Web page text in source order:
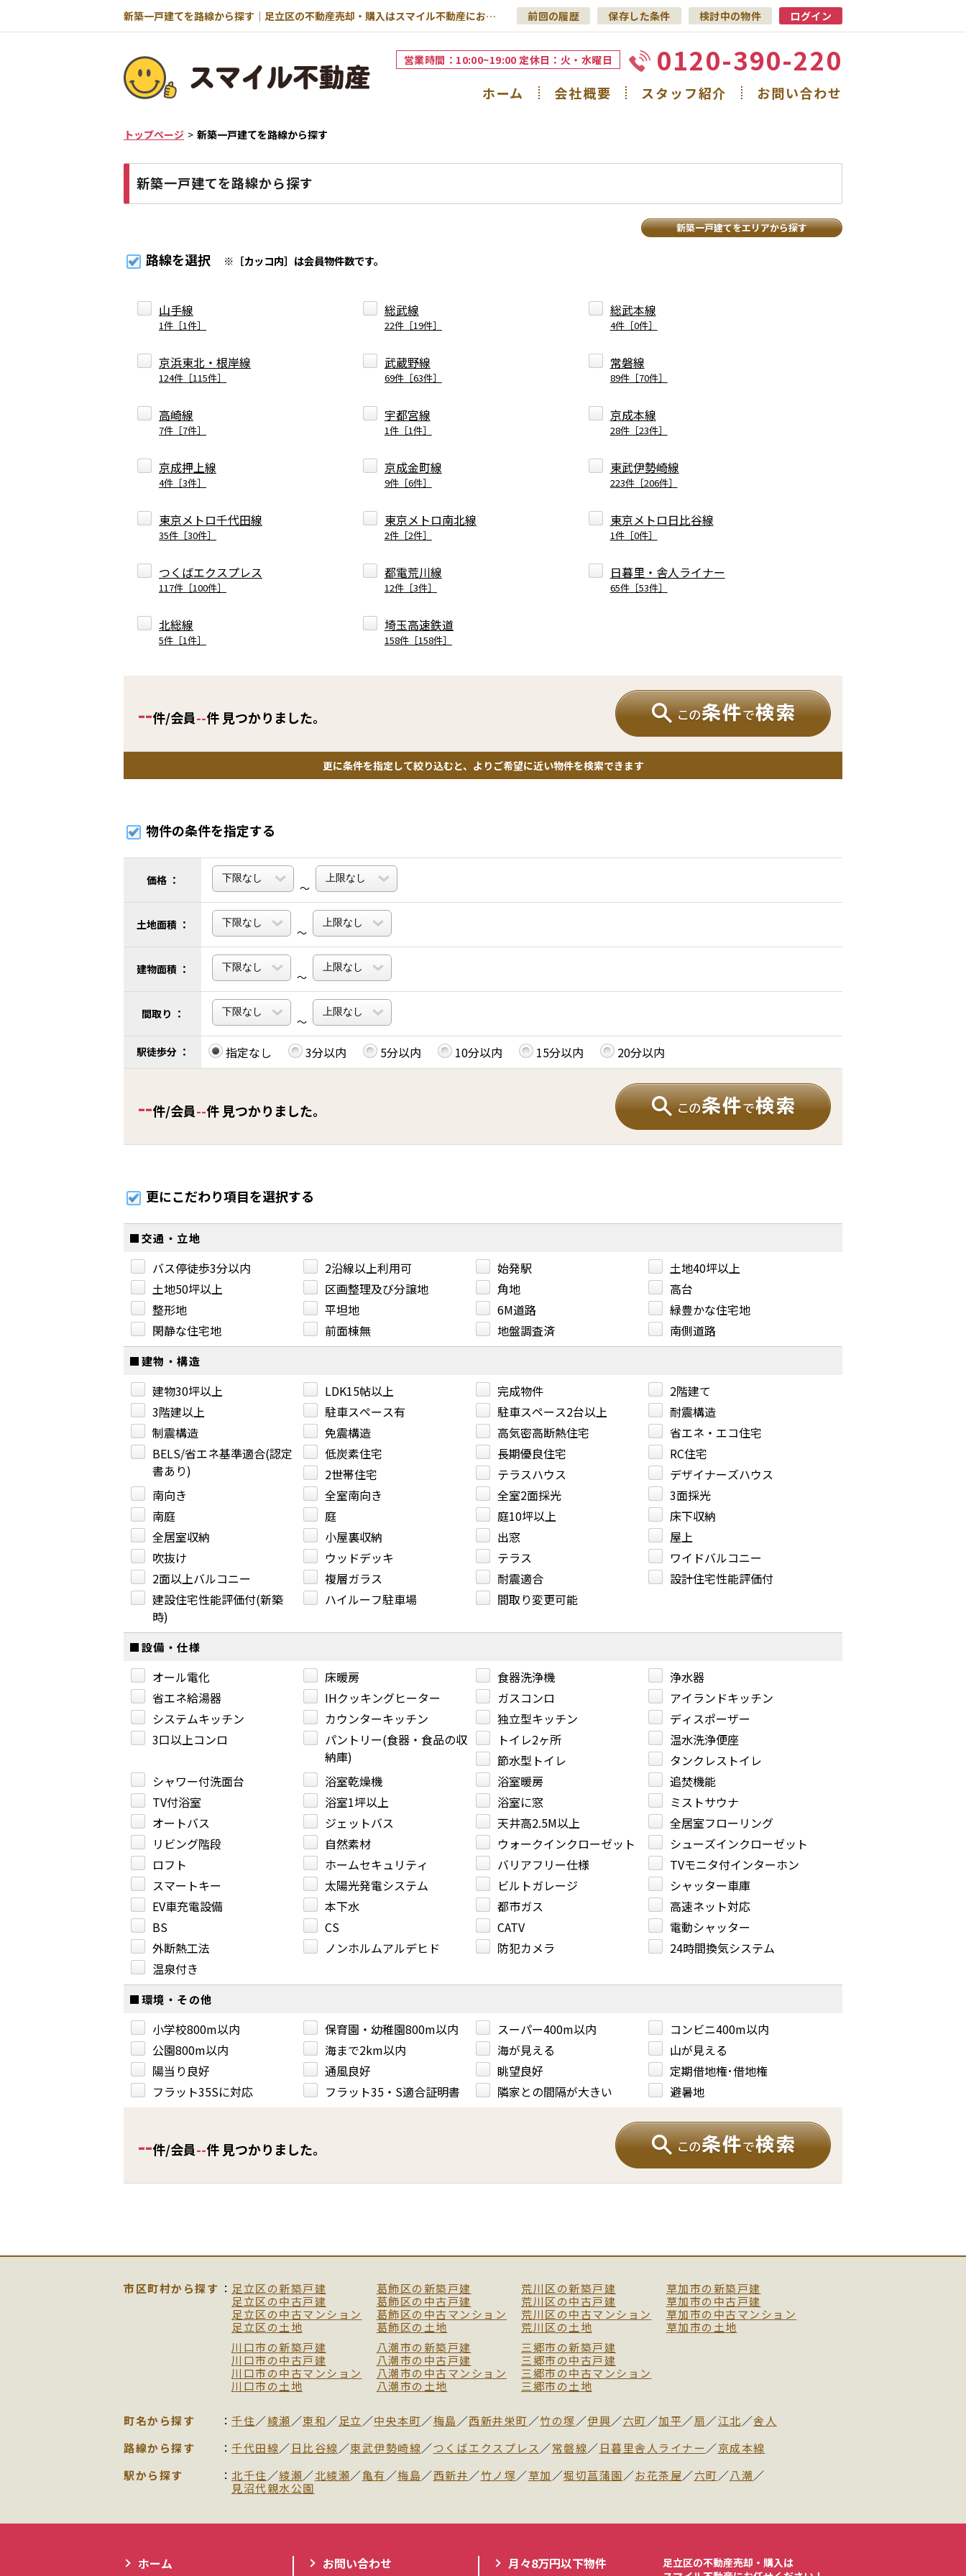
新築一戸建てを路線から探す｜足立区の不動産売却・購入はスマイル不動産にお任せください！ 前回の履歴 保存した条件 検討中の物件 ログイン
営業時間：10:00~19:00 定休日：火・水曜日 0120-390-220
ホーム 会社概要 スタッフ紹介 お問い合わせ
トップページ 新築一戸建てを路線から探す
新築一戸建てを路線から探す
新築一戸建てをエリアから探す
路線を選択 ※［カッコ内］は会員物件数です。
山手線
1件［1件］
総武線
22件［19件］
総武本線
4件［0件］
京浜東北・根岸線
124件［115件］
武蔵野線
69件［63件］
常磐線
89件［70件］
高崎線
7件［7件］
宇都宮線
1件［1件］
京成本線
28件［23件］
京成押上線
4件［3件］
京成金町線
9件［6件］
東武伊勢崎線
223件［206件］
東京メトロ千代田線
35件［30件］
東京メトロ南北線
2件［2件］
東京メトロ日比谷線
1件［0件］
つくばエクスプレス
117件［100件］
都電荒川線
12件［3件］
日暮里・舎人ライナー
65件［53件］
北総線
5件［1件］
埼玉高速鉄道
158件［158件］
--件/会員--件 見つかりました。
更に条件を指定して絞り込むと、よりご希望に近い物件を検索できます
物件の条件を指定する
価格 ：
～
土地面積 ：
～
建物面積 ：
～
間取り ：
～
駅徒歩分 ： 指定なし 3分以内 5分以内 10分以内 15分以内 20分以内
--件/会員--件 見つかりました。
更にこだわり項目を選択する
■交通・立地
バス停徒歩3分以内 2沿線以上利用可 始発駅
土地40坪以上
土地50坪以上
区画整理及び分譲地 角地
高台
整形地
平坦地 6M道路
緑豊かな住宅地
閑静な住宅地
前面棟無 地盤調査済 南側道路
■建物・構造
建物30坪以上 LDK15帖以上 完成物件
2階建て
3階建以上
駐車スペース有 駐車スペース2台以上
耐震構造
制震構造
免震構造 高気密高断熱住宅
省エネ・エコ住宅
BELS/省エネ基準適合(認定
書あり)
低炭素住宅 長期優良住宅
RC住宅
2世帯住宅
テラスハウス
デザイナーズハウス
南向き
全室南向き 全室2面採光
3面採光
南庭
庭 庭10坪以上
床下収納
全居室収納
小屋裏収納 出窓
屋上
吹抜け
ウッドデッキ テラス
ワイドバルコニー
2面以上バルコニー
複層ガラス 耐震適合
設計住宅性能評価付
建設住宅性能評価付(新築
時)
ハイルーフ駐車場 間取り変更可能
■設備・仕様
オール電化 床暖房 食器洗浄機
浄水器
省エネ給湯器
IHクッキングヒーター ガスコンロ
アイランドキッチン
システムキッチン
カウンターキッチン 独立型キッチン
ディスポーザー
3口以上コンロ
パントリー(食器・食品の収
納庫)
トイレ2ヶ所
温水洗浄便座
節水型トイレ
タンクレストイレ
シャワー付洗面台
浴室乾燥機 浴室暖房
追焚機能
TV付浴室
浴室1坪以上 浴室に窓
ミストサウナ
オートバス
ジェットバス 天井高2.5M以上
全居室フローリング
リビング階段
自然素材 ウォークインクローゼット
シューズインクローゼット
ロフト
ホームセキュリティ バリアフリー仕様
TVモニタ付インターホン
スマートキー
太陽光発電システム ビルトガレージ
シャッター車庫
EV車充電設備
本下水 都市ガス
高速ネット対応
BS
CS CATV
電動シャッター
外断熱工法
ノンホルムアルデヒド 防犯カメラ
24時間換気システム
温泉付き
■環境・その他
小学校800m以内 保育園・幼稚園800m以内 スーパー400m以内
コンビニ400m以内
公園800m以内
海まで2km以内 海が見える
山が見える
陽当り良好
通風良好 眺望良好
定期借地権･借地権
フラット35Sに対応
フラット35・S適合証明書 隣家との間隔が大きい 避暑地
--件/会員--件 見つかりました。
市区町村から探す
足立区の新築戸建
足立区の中古戸建
足立区の中古マンション
足立区の土地
葛飾区の新築戸建
葛飾区の中古戸建
葛飾区の中古マンション
葛飾区の土地
荒川区の新築戸建
荒川区の中古戸建
荒川区の中古マンション
荒川区の土地
草加市の新築戸建
草加市の中古戸建
草加市の中古マンション
草加市の土地
川口市の新築戸建
川口市の中古戸建
川口市の中古マンション
川口市の土地
八潮市の新築戸建
八潮市の中古戸建
八潮市の中古マンション
八潮市の土地
三郷市の新築戸建
三郷市の中古戸建
三郷市の中古マンション
三郷市の土地
町名から探す 千住／綾瀬／東和／足立 ／中央本町／梅島／西新井栄町／竹の塚／伊興／六町／加平／扇／江北／舎人
路線から探す
千代田線／日比谷線 ／東武伊勢崎線／つくばエクスプレス ／常磐線／日暮里舎人ライナー ／京成本線
駅から探す
北千住 ／綾瀬／北綾瀬／亀有 ／梅島／西新井／竹ノ塚／草加 ／堀切菖蒲園／お花茶屋／六町／八潮／
見沼代親水公園
ホーム お問い合わせ 月々8万円以下物件
足立区の不動産売却・購入は